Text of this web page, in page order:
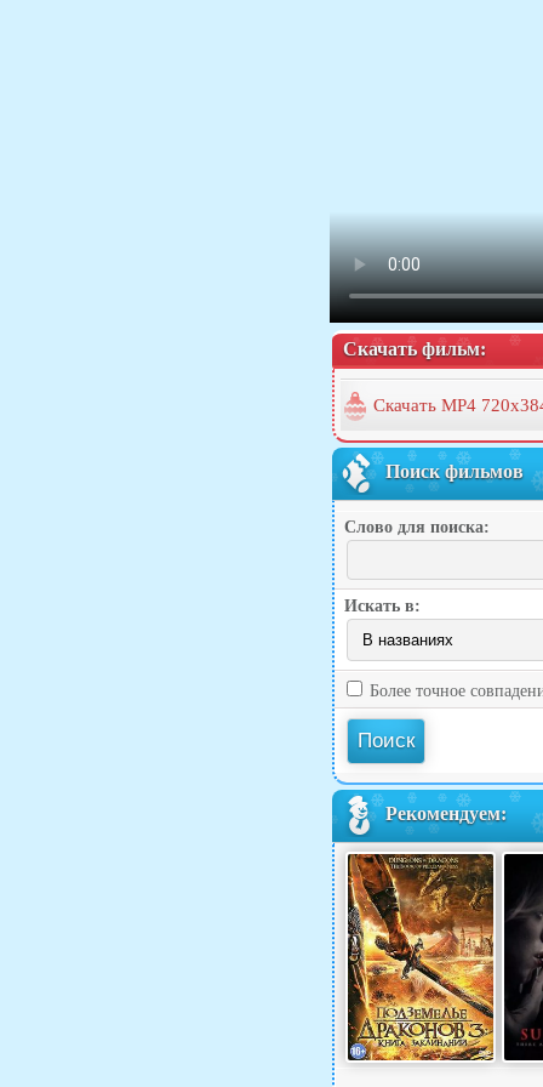
Скачать фильм:
Скачать MP4
Поиск фильмов
Слово для поиска:
Искать в:
Более точное
Рекомендуем: